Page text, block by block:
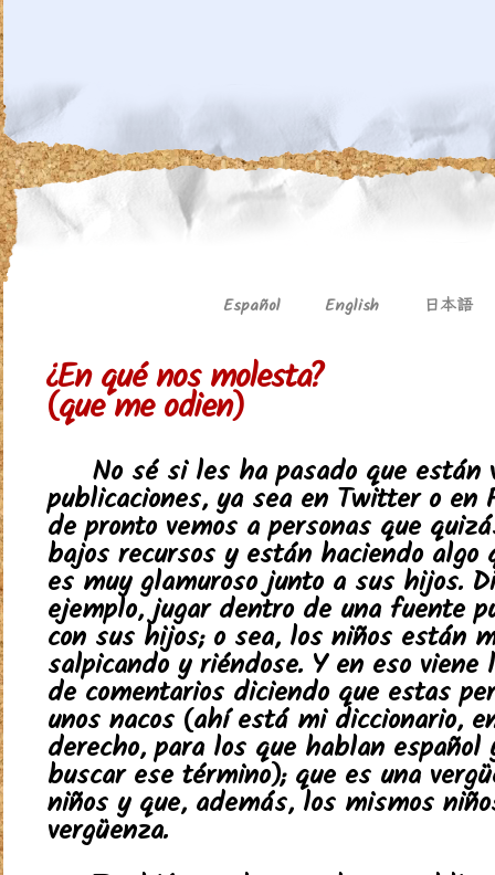
Español English 日本語
¿En qué nos molesta?
(que me odien)
No sé si les ha pasado que están
publicaciones, ya sea en Twitter o en
de pronto vemos a personas que
bajos recursos y están haciendo algo
es muy glamuroso junto a sus hijos.
ejemplo, jugar dentro de una fuente
con sus hijos; o sea, los niños están
salpicando y riéndose. Y en eso viene
de comentarios diciendo que estas
unos nacos (ahí está mi diccionario,
derecho, para los que hablan español
buscar ese término); que es una
niños y que, además, los mismos
vergüenza.